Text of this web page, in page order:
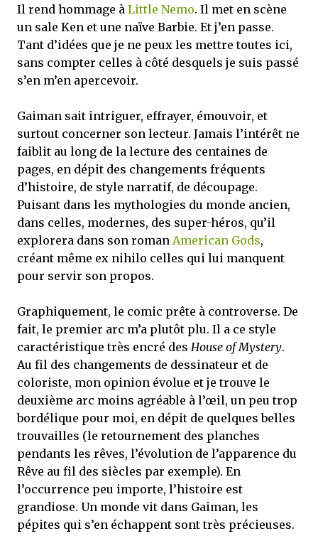
Il rend hommage à Little Nemo. Il met en scène
un sale Ken et une naïve Barbie. Et j’en passe.
Tant d’idées que je ne peux les mettre toutes ici,
sans compter celles à côté desquels je suis passé
s’en m’en apercevoir.
Gaiman sait intriguer, effrayer, émouvoir, et
surtout concerner son lecteur. Jamais l’intérêt ne
faiblit au long de la lecture des centaines de
pages, en dépit des changements fréquents
d’histoire, de style narratif, de découpage.
Puisant dans les mythologies du monde ancien,
dans celles, modernes, des super-héros, qu’il
explorera dans son roman American Gods,
créant même ex nihilo celles qui lui manquent
pour servir son propos.
Graphiquement, le comic prête à controverse. De
fait, le premier arc m’a plutôt plu. Il a ce style
caractéristique très encré des House of Mystery.
Au fil des changements de dessinateur et de
coloriste, mon opinion évolue et je trouve le
deuxième arc moins agréable à l’œil, un peu trop
bordélique pour moi, en dépit de quelques belles
trouvailles (le retournement des planches
pendants les rêves, l’évolution de l’apparence du
Rêve au fil des siècles par exemple). En
l’occurrence peu importe, l’histoire est
grandiose. Un monde vit dans Gaiman, les
pépites qui s’en échappent sont très précieuses.